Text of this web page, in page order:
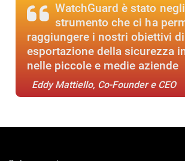
WatchGuard è stato
strumento che ci ha
raggiungere i nostri obiettivi di
esportazione della sicurezza
nelle piccole e medie aziende
Eddy Mattiello, Co-Founder e CEO